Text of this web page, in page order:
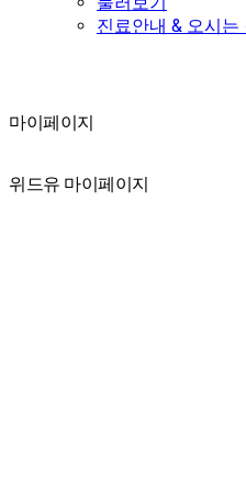
진료안내 & 오시는
마이페이지
위드유 마이페이지